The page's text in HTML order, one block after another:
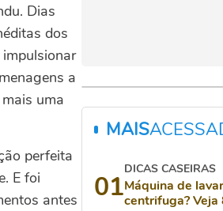
Dias
dos
a
uma
perfeita
E foi
antes
MAIS
01
DICAS CASEIRAS
Máquina de
centrifuga? Veja